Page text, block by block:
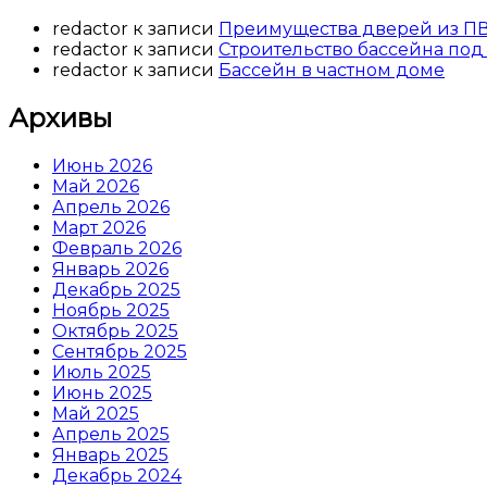
redactor к записи Преимущества дверей из
redactor к записи Строительство бассейна
redactor к записи Бассейн в частном доме
Архивы
Июнь 2026
Май 2026
Апрель 2026
Март 2026
Февраль 2026
Январь 2026
Декабрь 2025
Ноябрь 2025
Октябрь 2025
Сентябрь 2025
Июль 2025
Июнь 2025
Май 2025
Апрель 2025
Январь 2025
Декабрь 2024